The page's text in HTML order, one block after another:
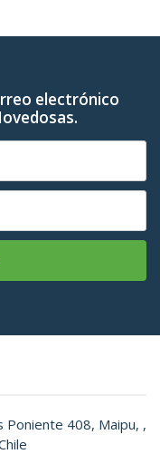
electrónico
Poniente 408, Maipu, ,